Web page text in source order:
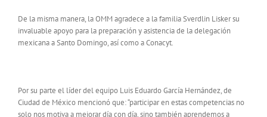
De la misma manera, la OMM agradece a la familia Sverdlin Lisker su
invaluable apoyo para la preparación y asistencia de la delegación
mexicana a Santo Domingo, así como a Conacyt.
Por su parte el líder del equipo Luis Eduardo García Hernández, de
Ciudad de México mencionó que: “participar en estas competencias no
solo nos motiva a mejorar día con día, sino también aprendemos a